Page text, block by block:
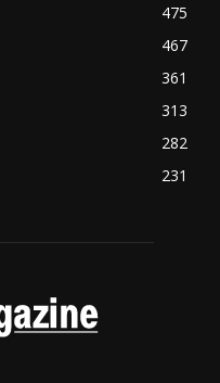
475
467
361
313
282
231